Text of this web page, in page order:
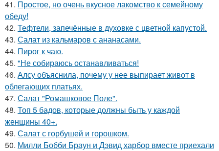
41. Простое, но очень вкусное лакомство к семейному
обеду!
42. Тефтели, запечённые в духовке с цветной капустой.
43. Салат из кальмаров с ананасами.
44. Пиpог к чаю.
45. "Не собираюсь останавливаться!
46. Алсу объяснила, почему у нее выпирает живот в
облегающих платьях.
47. Салат "Ромашковое Поле".
48. Топ 5 бадов, которые должны быть у каждой
женщины 40+.
49. Салат с горбушей и горошком.
50. Милли Бобби Браун и Дэвид харбор вместе приехали